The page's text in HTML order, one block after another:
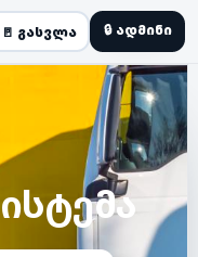
🚪 გასვლა 🔒 ადმინი